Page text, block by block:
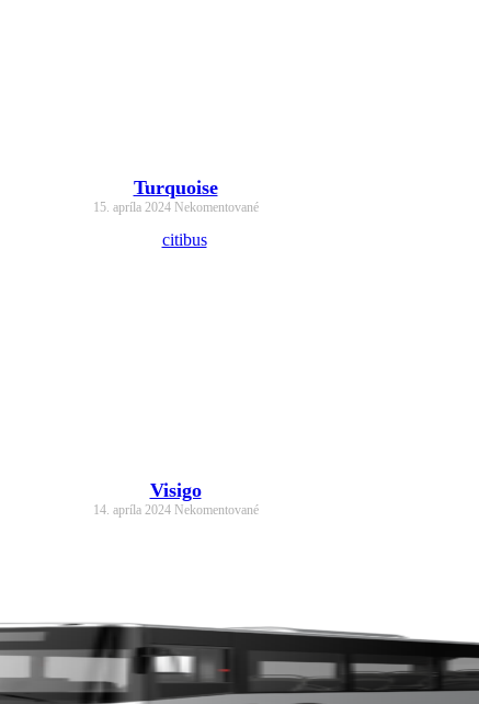
Turquoise
15. apríla 2024 Nekomentované
Visigo
14. apríla 2024 Nekomentované